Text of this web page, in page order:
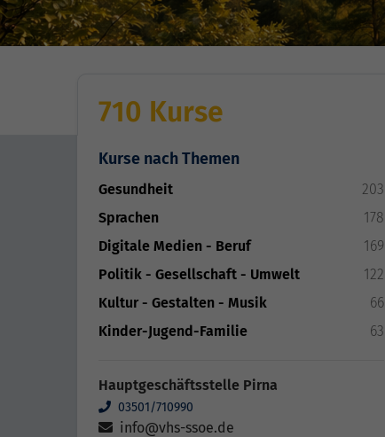
710 Kurse
Kurse nach Themen
Gesundheit
203
Sprachen
178
Digitale Medien - Beruf
169
Politik - Gesellschaft - Umwelt
122
Kultur - Gestalten - Musik
66
Kinder-Jugend-Familie
63
Hauptgeschäftsstelle Pirna
03501/710990
info@vhs-ssoe.de